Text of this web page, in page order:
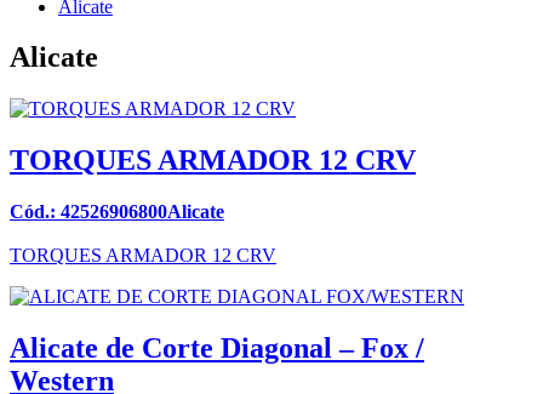
Alicate
Alicate
TORQUES ARMADOR 12 CRV
Cód.: 42526906800Alicate
TORQUES ARMADOR 12 CRV
Alicate de Corte Diagonal – Fox /
Western